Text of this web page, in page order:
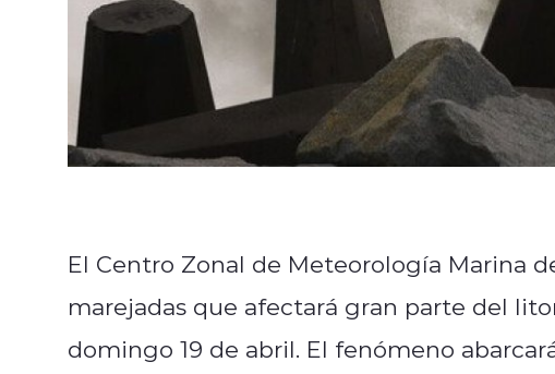
El Centro Zonal de Meteorología Marina
marejadas que afectará gran parte del
domingo 19 de abril. El fenómeno